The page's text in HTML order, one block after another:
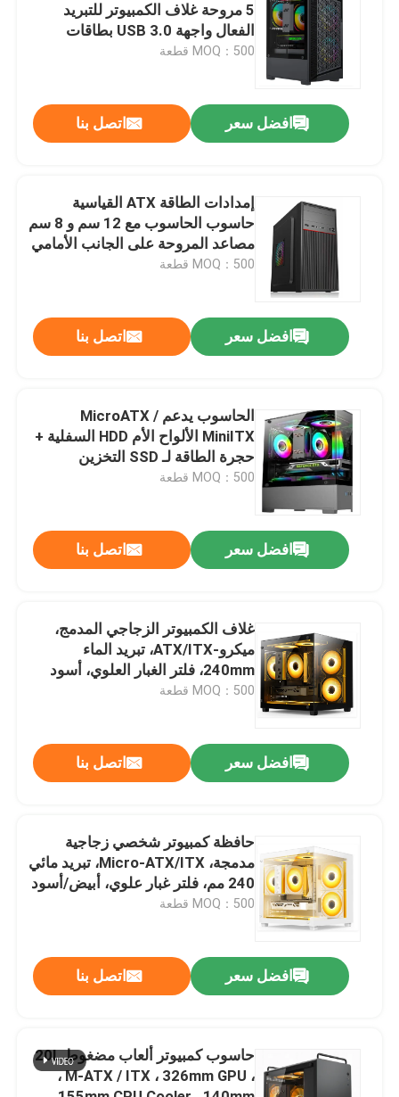
المنتجات
حولنا
جولة في المصنع
اتصل بنا
أخبار
القضايا
لوحة مفاتيح وماوس كمبيوتر سلكي
5 مروحة غلاف الكمبيوتر للتبريد
الفعال واجهة USB 3.0 بطاقات
الرسومات تصل إلى 275 مم
MOQ：500 قطعة
افضل سعر اتصل بنا
إمدادات الطاقة ATX القياسية
حاسوب الحاسوب مع 12 سم و 8 سم
مصاعد المروحة على الجانب الأمامي
اليساري والخلفي
MOQ：500 قطعة
افضل سعر اتصل بنا
الحاسوب يدعم MicroATX /
MiniITX الألواح الأم HDD السفلية +
حجرة الطاقة لـ SSD التخزين
MOQ：500 قطعة
افضل سعر اتصل بنا
غلاف الكمبيوتر الزجاجي المدمج،
ميكرو-ATX/ITX، تبريد الماء
240mm، فلتر الغبار العلوي، أسود
MOQ：500 قطعة
افضل سعر اتصل بنا
حافظة كمبيوتر شخصي زجاجية
مدمجة، Micro-ATX/ITX، تبريد مائي
240 مم، فلتر غبار علوي، أبيض/أسود
MOQ：500 قطعة
افضل سعر اتصل بنا
حاسوب كمبيوتر ألعاب مضغوط 20L
، M-ATX / ITX ، 326mm GPU ،